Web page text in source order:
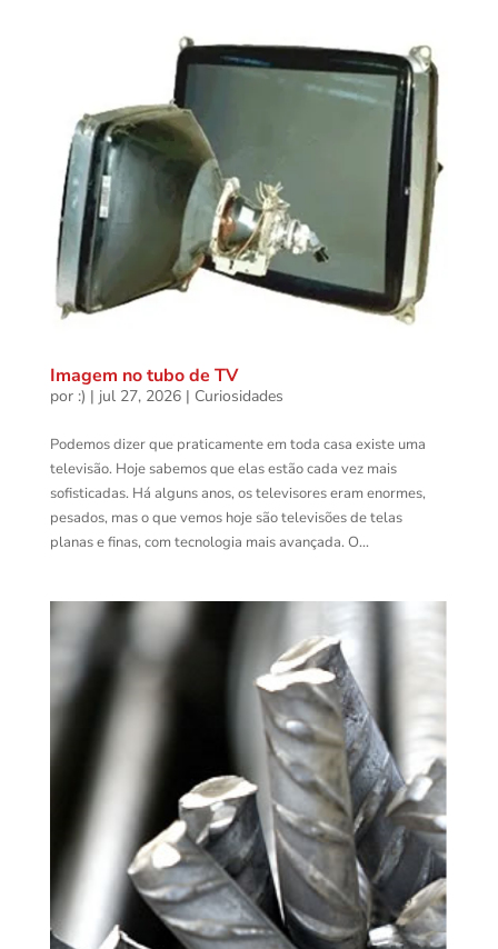
Imagem no tubo de TV
por :) | jul 27, 2026| Curiosidades
Podemos dizer que praticamente em toda casa existe uma
televisão. Hoje sabemos que elas estão cada vez mais
sofisticadas. Há alguns anos, os televisores eram enormes,
pesados, mas o que vemos hoje são televisões de telas
planas e finas, com tecnologia mais avançada. O...